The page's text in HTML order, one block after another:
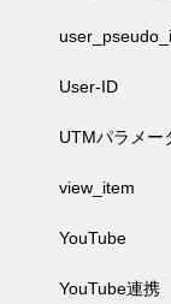
User-ID
UTMパラメー
view_item
YouTube
YouTube連携